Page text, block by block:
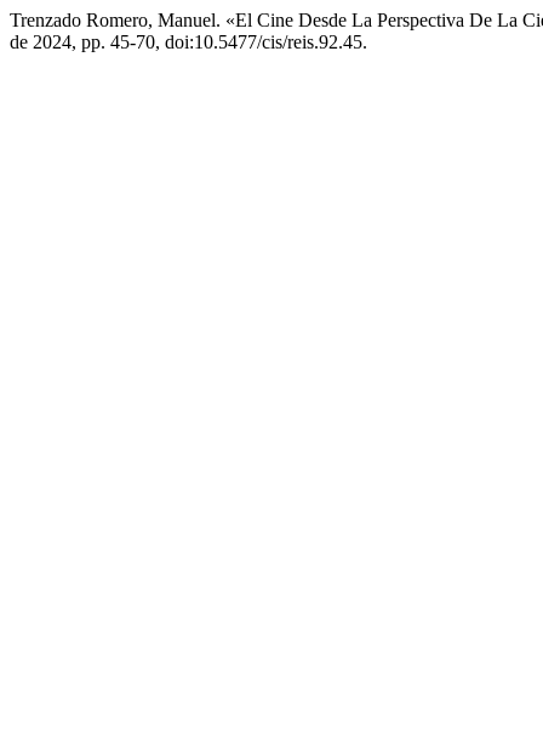
Trenzado Romero, Manuel. «El Cine Desde La Perspectiva De La
de 2024, pp. 45-70, doi:10.5477/cis/reis.92.45.